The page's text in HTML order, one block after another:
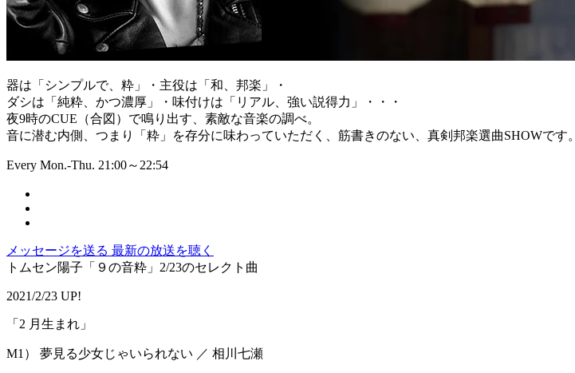
器は「シンプルで、粋」・主役は「和、邦楽」・
ダシは「純粋、かつ濃厚」・味付けは「リアル、強い説得力」・・・
夜9時のCUE（合図）で鳴り出す、素敵な音楽の調べ。
音に潜む内側、つまり「粋」を存分に味わっていただく、筋書きのない、真剣邦楽選曲SHOWです。
Every Mon.-Thu. 21:00～22:54
メッセージを送る 最新の放送を聴く
トムセン陽子「９の音粋」2/23のセレクト曲
2021/2/23 UP!
「2 ⽉⽣まれ」
M1） 夢見る少女じゃいられない ／ 相川七瀬